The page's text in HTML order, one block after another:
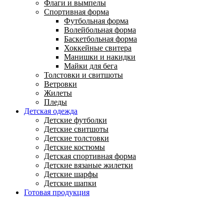
Флаги и вымпелы
Спортивная форма
Футбольная форма
Волейбольная форма
Баскетбольная форма
Хоккейные свитера
Манишки и накидки
Майки для бега
Толстовки и свитшоты
Ветровки
Жилеты
Пледы
Детская одежда
Детские футболки
Детские свитшоты
Детские толстовки
Детские костюмы
Детская спортивная форма
Детские вязаные жилетки
Детские шарфы
Детские шапки
Готовая продукция